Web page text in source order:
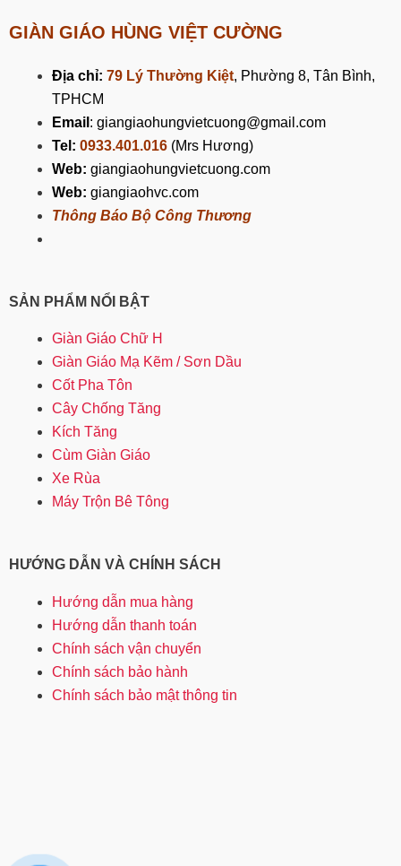
GIÀN GIÁO HÙNG VIỆT CƯỜNG
Địa chỉ: 79 Lý Thường Kiệt, Phường 8, Tân Bình,
TPHCM
Email : giangiaohungvietcuong@gmail.com
Tel: 0933.401.016 (Mrs Hương)
Web: giangiaohungvietcuong.com
Web: giangiaohvc.com
Thông Báo Bộ Công Thương
SẢN PHẨM NỔI BẬT
Giàn Giáo Chữ H
Giàn Giáo Mạ Kẽm / Sơn Dầu
Cốt Pha Tôn
Cây Chống Tăng
Kích Tăng
Cùm Giàn Giáo
Xe Rùa
Máy Trộn Bê Tông
HƯỚNG DẪN VÀ CHÍNH SÁCH
Hướng dẫn mua hàng
Hướng dẫn thanh toán
Chính sách vận chuyển
Chính sách bảo hành
Chính sách bảo mật thông tin